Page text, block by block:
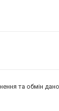
та обмін